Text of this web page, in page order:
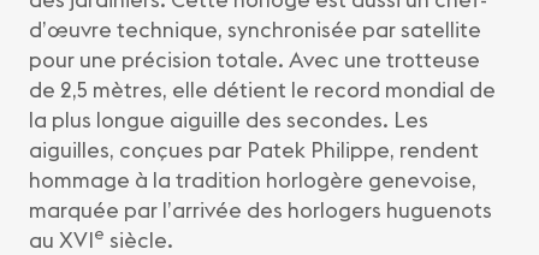
d’œuvre technique, synchronisée par satellite
pour une précision totale. Avec une trotteuse
de 2,5 mètres, elle détient le record mondial de
la plus longue aiguille des secondes. Les
aiguilles, conçues par Patek Philippe, rendent
hommage à la tradition horlogère genevoise,
marquée par l’arrivée des horlogers huguenots
au XVIe siècle.